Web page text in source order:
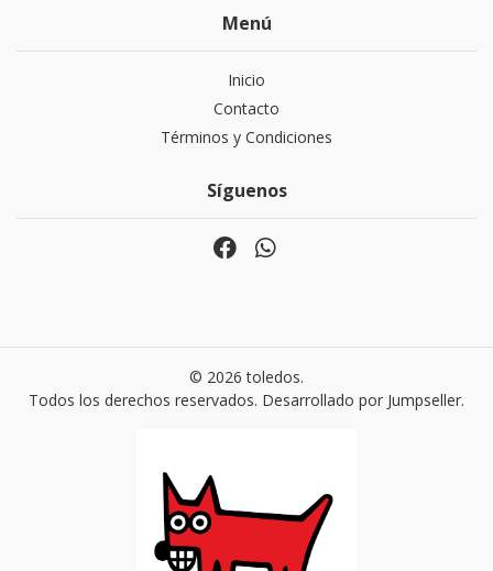
Menú
Inicio
Contacto
Términos y Condiciones
Síguenos
© 2026 toledos.
Todos los derechos reservados. Desarrollado por Jumpseller.